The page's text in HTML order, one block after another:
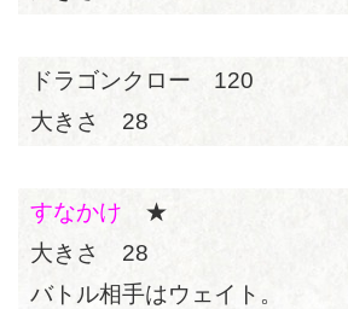
ドラゴンクロー 120
大きさ 28
すなかけ ★
大きさ 28
バトル相手はウェイト。